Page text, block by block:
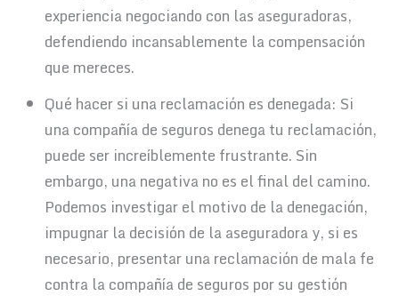
experiencia negociando con las aseguradoras,
defendiendo incansablemente la compensación
que mereces.
Qué hacer si una reclamación es denegada: Si
una compañía de seguros denega tu reclamación,
puede ser increíblemente frustrante. Sin
embargo, una negativa no es el final del camino.
Podemos investigar el motivo de la denegación,
impugnar la decisión de la aseguradora y, si es
necesario, presentar una reclamación de mala fe
contra la compañía de seguros por su gestión